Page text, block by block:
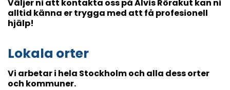
Väljer ni att kontakta oss på Alvis Rörakut kan ni
alltid känna er trygga med att få profesionell
hjälp!
Lokala orter
Vi arbetar i hela Stockholm och alla dess orter
och kommuner.